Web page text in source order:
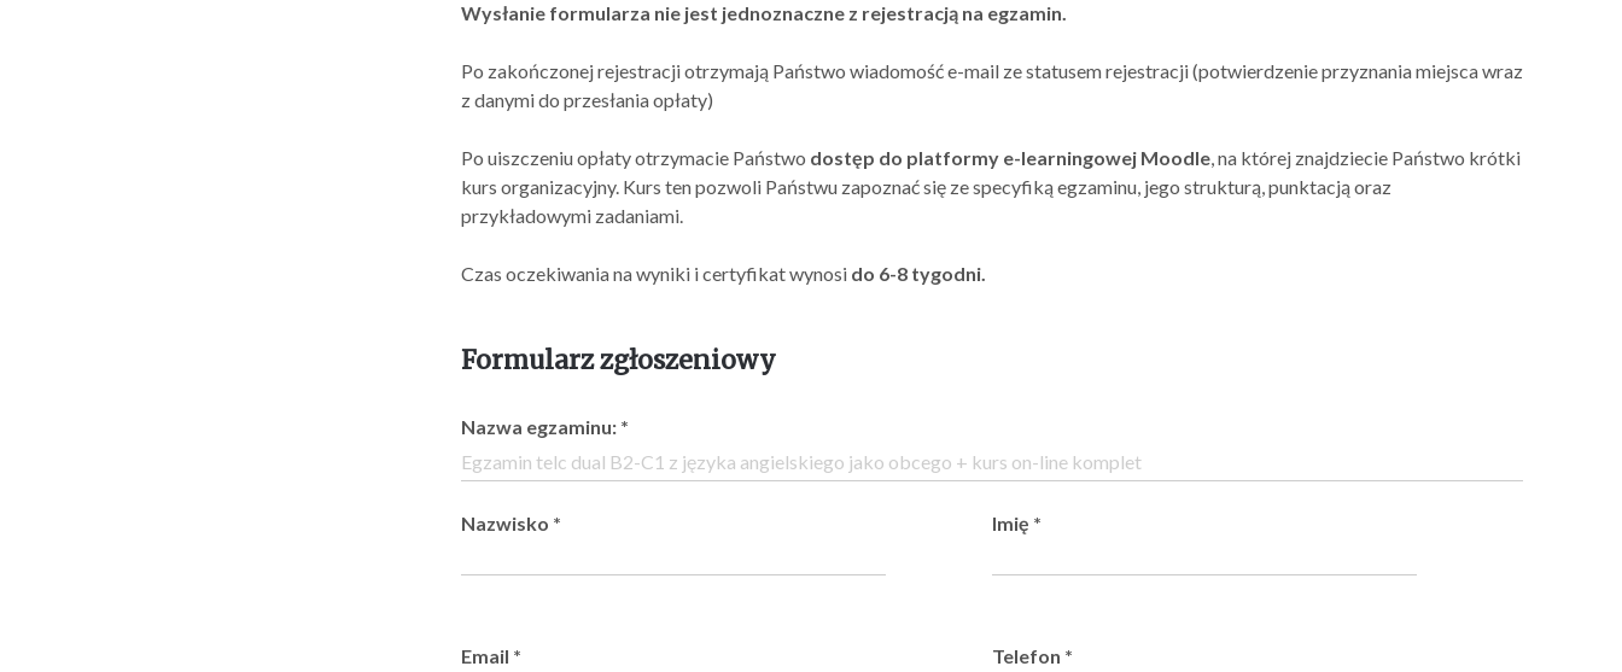
Wysłanie formularza nie jest jednoznaczne z rejestracją na egzamin.
Po zakończonej rejestracji otrzymają Państwo wiadomość e-mail ze statusem rejestracji (potwierdzenie przyznania miejsca wraz
z danymi do przesłania opłaty)
Po uiszczeniu opłaty otrzymacie Państwo dostęp do platformy e-learningowej Moodle, na której znajdziecie Państwo krótki
kurs organizacyjny. Kurs ten pozwoli Państwu zapoznać się ze specyfiką egzaminu, jego strukturą, punktacją oraz
przykładowymi zadaniami.
Czas oczekiwania na wyniki i certyfikat wynosi do 6-8 tygodni.
Formularz zgłoszeniowy
Nazwa egzaminu: *
Nazwisko * Imię *
Email * Telefon *